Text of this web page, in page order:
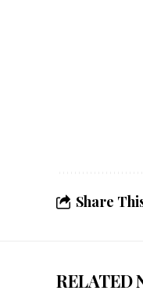
Share
RELATED